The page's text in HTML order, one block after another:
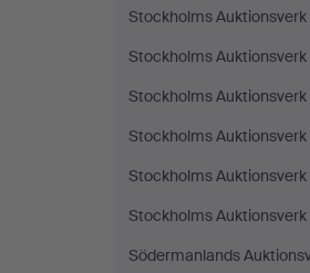
Stockholms
Stockholms
Stockholms
Stockholms Auktionsverk
Stockholms Auktionsverk
Stockholms Auktionsverk
Södermanlands